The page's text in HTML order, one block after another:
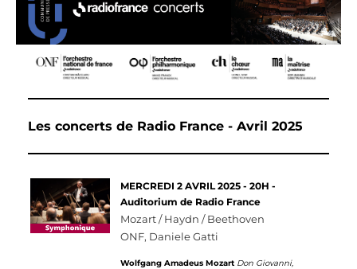
Les concerts de Radio France - Avril 2025
MERCREDI 2 AVRIL 2025 - 20H -
Auditorium de Radio France
Mozart / Haydn / Beethoven
ONF, Daniele Gatti
Wolfgang Amadeus Mozart Don Giovanni,